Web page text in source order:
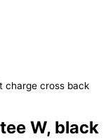
charge cross back
W, black